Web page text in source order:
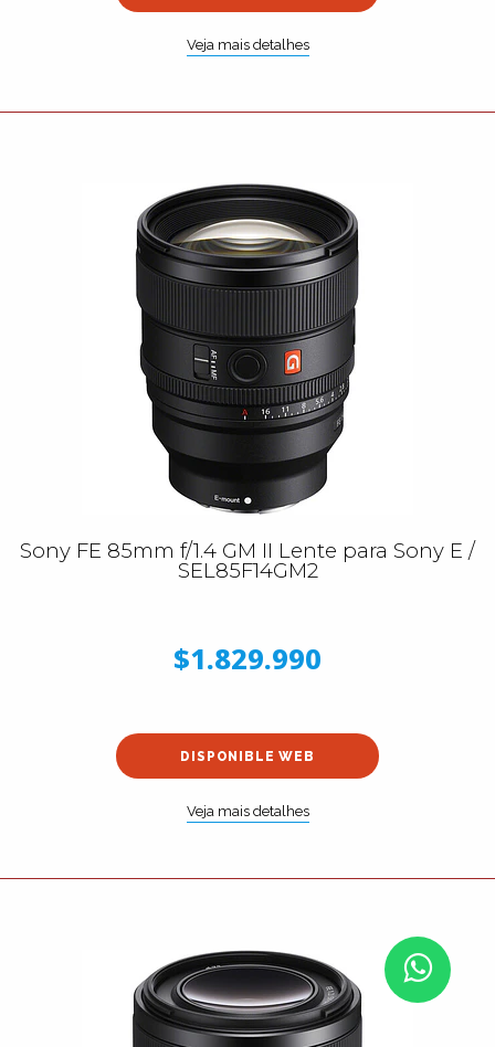
Veja mais detalhes
Sony FE 85mm f/1.4 GM II Lente para Sony E /
SEL85F14GM2
$1.829.990
DISPONIBLE WEB
Veja mais detalhes